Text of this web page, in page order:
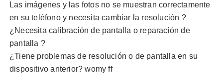
Las imágenes y las fotos no se muestran correctamente
en su teléfono y necesitacambiar la resolución ?
¿Necesita calibración de pantalla o reparación de
pantalla ?
¿Tiene problemas de resolución o de pantalla en su
dispositivo anterior? womy ff